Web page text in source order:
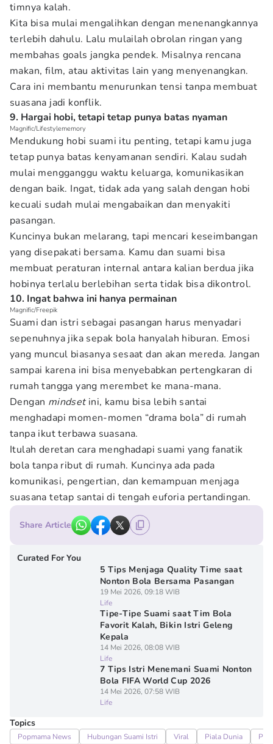
timnya kalah.
Kita bisa mulai mengalihkan dengan menenangkannya
terlebih dahulu. Lalu mulailah obrolan ringan yang
membahas goals jangka pendek. Misalnya rencana
makan, film, atau aktivitas lain yang menyenangkan.
Cara ini membantu menurunkan tensi tanpa membuat
suasana jadi konflik.
9. Hargai hobi, tetapi tetap punya batas nyaman
Magnific/Lifestylememory
Mendukung hobi suami itu penting, tetapi kamu juga
tetap punya batas kenyamanan sendiri. Kalau sudah
mulai mengganggu waktu keluarga, komunikasikan
dengan baik. Ingat, tidak ada yang salah dengan hobi
kecuali sudah mulai mengabaikan dan menyakiti
pasangan.
Kuncinya bukan melarang, tapi mencari keseimbangan
yang disepakati bersama. Kamu dan suami bisa
membuat peraturan internal antara kalian berdua jika
hobinya terlalu berlebihan serta tidak bisa dikontrol.
10. Ingat bahwa ini hanya permainan
Magnific/Freepik
Suami dan istri sebagai pasangan harus menyadari
sepenuhnya jika sepak bola hanyalah hiburan. Emosi
yang muncul biasanya sesaat dan akan mereda. Jangan
sampai karena ini bisa menyebabkan pertengkaran di
rumah tangga yang merembet ke mana-mana.
Dengan mindsetini, kamu bisa lebih santai
menghadapi momen-momen “drama bola” di rumah
tanpa ikut terbawa suasana.
Itulah deretan cara menghadapi suami yang fanatik
bola tanpa ribut di rumah. Kuncinya ada pada
komunikasi, pengertian, dan kemampuan menjaga
suasana tetap santai di tengah euforia pertandingan.
Share Article
Curated For You
5 Tips Menjaga Quality Time saat
Nonton Bola Bersama Pasangan
19 Mei 2026, 09:18 WIB
Life
Tipe-Tipe Suami saat Tim Bola
Favorit Kalah, Bikin Istri Geleng
Kepala
14 Mei 2026, 08:08 WIB
Life
7 Tips Istri Menemani Suami Nonton
Bola FIFA World Cup 2026
14 Mei 2026, 07:58 WIB
Life
Topics
Popmama News Hubungan Suami Istri Viral Piala Dunia